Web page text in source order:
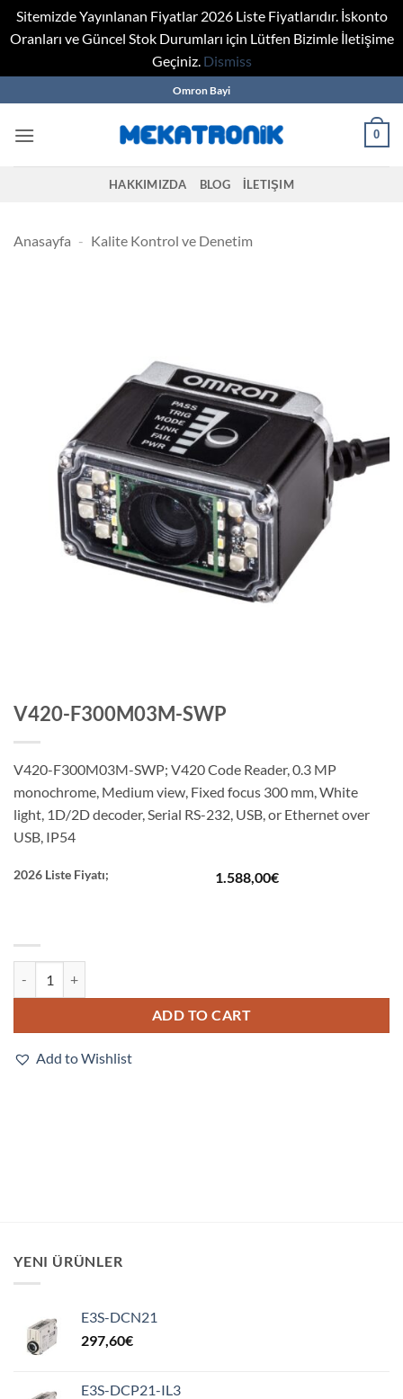
Sitemizde Yayınlanan Fiyatlar 2026 Liste Fiyatlarıdır. İskonto
Oranları ve Güncel Stok Durumları için Lütfen Bizimle İletişime
Geçiniz. Dismiss
to
content
Omron Bayi
0
HAKKIMIZDA BLOG İLETIŞIM
Anasayfa - Kalite Kontrol ve Denetim
V420-F300M03M-SWP
V420-F300M03M-SWP; V420 Code Reader, 0.3 MP
monochrome, Medium view, Fixed focus 300 mm, White
light, 1D/2D decoder, Serial RS-232, USB, or Ethernet over
USB, IP54
2026 Liste Fiyatı; 1.588,00€
ADD TO CART
Add to Wishlist
YENI ÜRÜNLER
E3S-DCN21
297,60€
E3S-DCP21-IL3